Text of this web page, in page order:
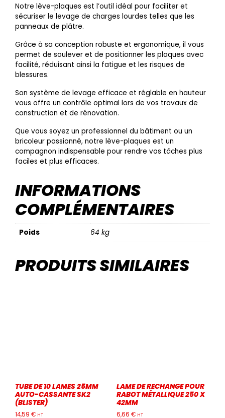
Notre lève-plaques est l’outil idéal pour faciliter et
sécuriser le levage de charges lourdes telles que les
panneaux de plâtre.
Grâce à sa conception robuste et ergonomique, il vous
permet de soulever et de positionner les plaques avec
facilité, réduisant ainsi la fatigue et les risques de
blessures.
Son système de levage efficace et réglable en hauteur
vous offre un contrôle optimal lors de vos travaux de
construction et de rénovation.
Que vous soyez un professionnel du bâtiment ou un
bricoleur passionné, notre lève-plaques est un
compagnon indispensable pour rendre vos tâches plus
faciles et plus efficaces.
INFORMATIONS
COMPLÉMENTAIRES
Poids 64 kg
PRODUITS SIMILAIRES
TUBE DE 10 LAMES 25MM
AUTO-CASSANTE SK2
(BLISTER)
14,59 € HT
LAME DE RECHANGE POUR
RABOT MÉTALLIQUE 250 X
42MM
6,66 € HT